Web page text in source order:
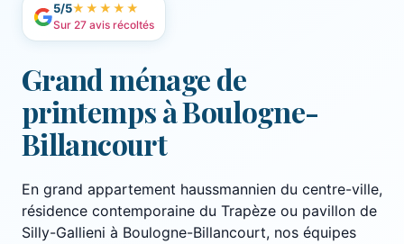
5/5★★★★★
Sur 27 avis récoltés
Grand ménage de
printemps à Boulogne-
Billancourt
En grand appartement haussmannien du centre-ville,
résidence contemporaine du Trapèze ou pavillon de
Silly-Gallieni à Boulogne-Billancourt, nos équipes